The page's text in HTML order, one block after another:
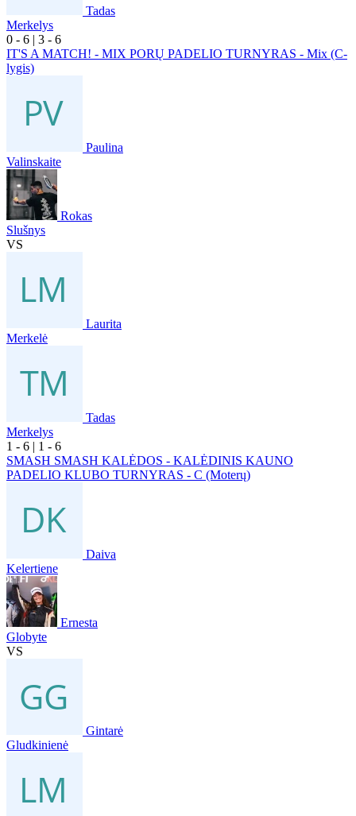
Tadas
Merkelys
0 - 6 | 3 - 6
IT'S A MATCH! - MIX PORŲ PADELIO TURNYRAS - Mix (C-
lygis)
Paulina
Valinskaite
Rokas
Slušnys
VS
Laurita
Merkelė
Tadas
Merkelys
1 - 6 | 1 - 6
SMASH SMASH KALĖDOS - KALĖDINIS KAUNO
PADELIO KLUBO TURNYRAS - C (Moterų)
Daiva
Kelertiene
Ernesta
Globyte
VS
Gintarė
Gludkinienė